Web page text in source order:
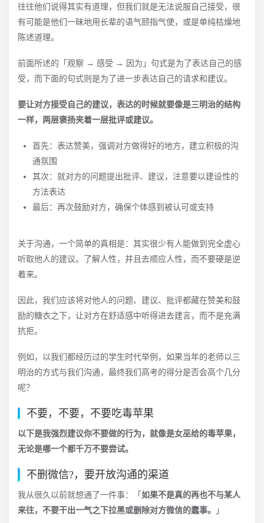
往往他们说得其实有道理，但我们就是无法说服自己接受，很
有可能是他们一昧地用长辈的语气颐指气使，或是单纯枯燥地
陈述道理。
前面所述的「观察 → 感受 → 因为」句式是为了表达自己的感
受，而下面的句式则是为了进一步表达自己的请求和建议。
要让对方接受自己的建议，表达的时候就要像是三明治的结构
一样，两层褒扬夹着一层批评或建议。
首先：表达赞美，强调对方做得好的地方，建立积极的沟
通氛围
其次：就对方的问题提出批评、建议，注意要以建设性的
方法表达
最后：再次鼓励对方，确保个体感到被认可或支持
关于沟通，一个简单的真相是：其实很少有人能做到完全虚心
听取他人的建议。了解人性，并且去顺应人性，而不要硬是逆
着来。
因此，我们应该将对他人的问题、建议、批评都藏在赞美和鼓
励的糖衣之下，让对方在舒适感中听得进去建言，而不是充满
抗拒。
例如，以我们都经历过的学生时代举例，如果当年的老师以三
明治的方式与我们沟通，最终我们高考的得分是否会高个几分
呢？
不要，不要，不要吃毒苹果
以下是我强烈建议你不要做的行为，就像是女巫给的毒苹果，
无论是哪一个都千万不要尝试。
不删微信?，要开放沟通的渠道
我从很久以前就想通了一件事：「 如果不是真的再也不与某人
来往，不要干出一气之下拉黑或删除对方微信的蠢事。
」